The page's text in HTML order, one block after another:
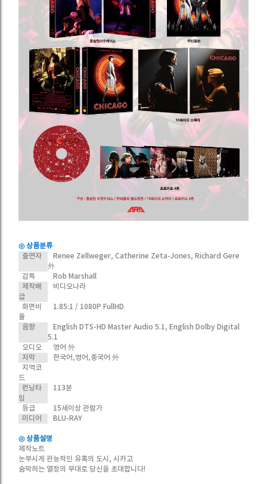
◎ 상품분류
출연자
Renee Zellweger, Catherine Zeta-Jones, Richard Gere
外
감독
Rob Marshall
제작배
급
비디오나라
화면비
율
1.85:1 / 1080P FullHD
음향
English DTS-HD Master Audio 5.1, English Dolby Digital
5.1
오디오
영어 外
자막
한국어,영어,중국어 外
지역코
드
런닝타
임
113분
등급
15세이상 관람가
미디어
BLU-RAY
◎ 상품설명
제작노트
눈부시게 관능적인 유혹의 도시, 시카고
숨막히는 열정의 무대로 당신을 초대합니다!